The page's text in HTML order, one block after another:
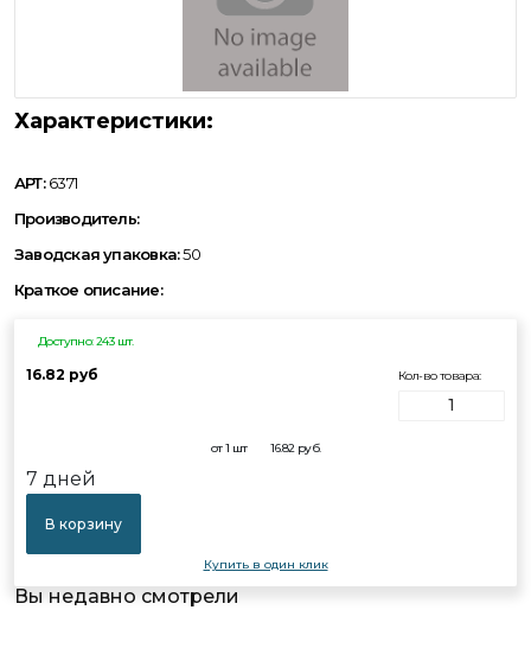
Характеристики:
АРТ:6371
Производитель:
Заводская упаковка:50
Краткое описание:
Доступно: 243 шт.
16.82 руб Кол-во товара:
от 1 шт 16.82руб.
7 дней
В корзину
Купить в один клик
Вы недавно смотрели